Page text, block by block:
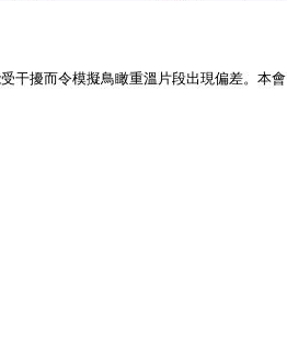
干擾而令模擬鳥瞰重溫片段出現偏差。本會